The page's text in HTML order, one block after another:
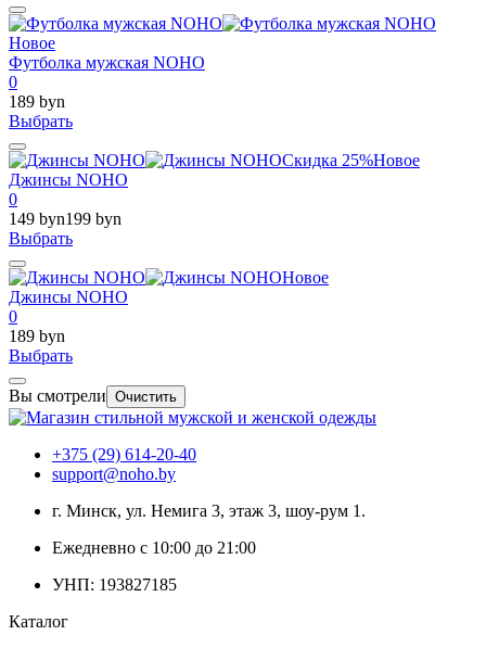
Новое
Футболка мужская NOHO
0
189 byn
Выбрать
Скидка 25%Новое
Джинсы NOHO
0
149 byn199 byn
Выбрать
Новое
Джинсы NOHO
0
189 byn
Выбрать
Вы смотрели Очистить
+375 (29) 614-20-40
support@noho.by
г. Минск, ул. Немига 3, этаж 3, шоу-рум 1.
Ежедневно с 10:00 до 21:00
УНП: 193827185
Каталог